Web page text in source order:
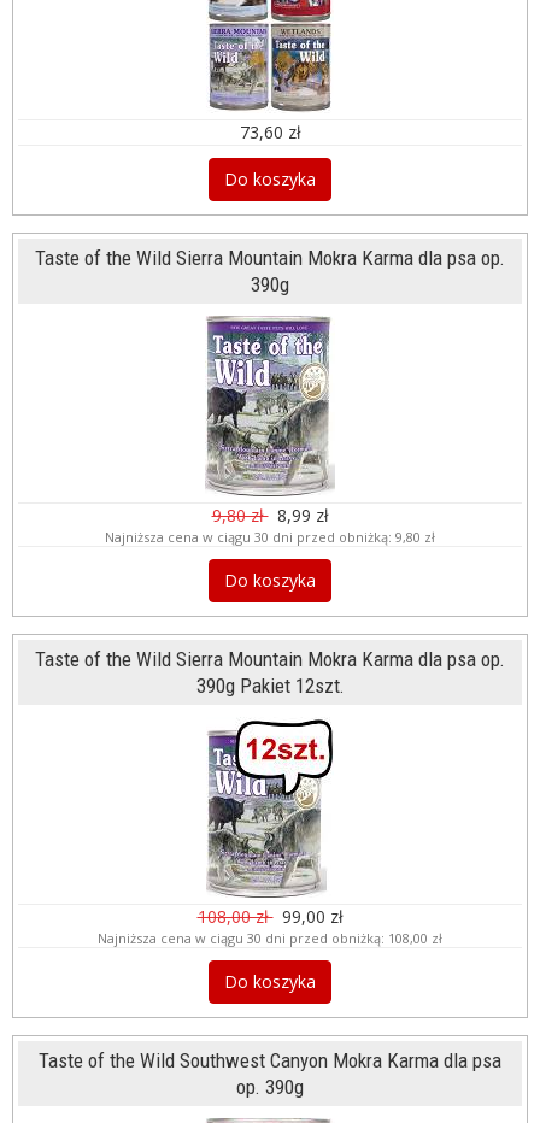
73,60 zł
Do koszyka
Taste of the Wild Sierra Mountain Mokra Karma dla psa op.
390g
9,80 zł 8,99 zł
Najniższa cena w ciągu 30 dni przed obniżką: 9,80 zł
Do koszyka
Taste of the Wild Sierra Mountain Mokra Karma dla psa op.
390g Pakiet 12szt.
108,00 zł 99,00 zł
Najniższa cena w ciągu 30 dni przed obniżką: 108,00 zł
Do koszyka
Taste of the Wild Southwest Canyon Mokra Karma dla psa
op. 390g